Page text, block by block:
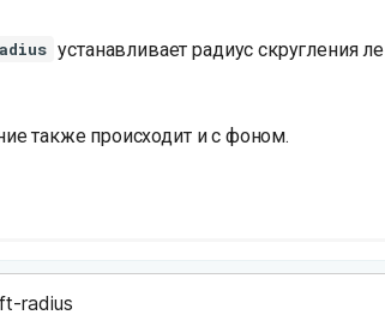
устанавливает радиус скругления
также происходит и с фоном.